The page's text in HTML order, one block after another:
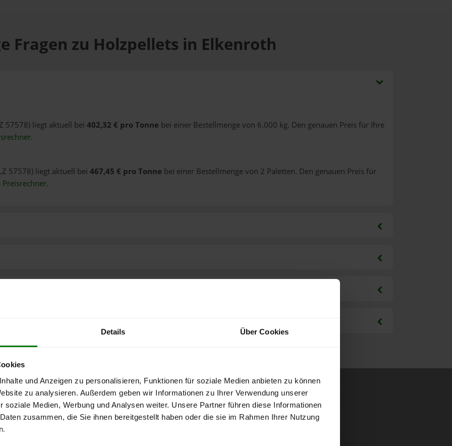
Details Über Cookies
und Anzeigen zu personalisieren, Funktionen für soziale Medien anbieten zu können
zu analysieren. Außerdem geben wir Informationen zu Ihrer Verwendung unserer
soziale Medien, Werbung und Analysen weiter. Unsere Partner führen diese Informationen
zusammen, die Sie ihnen bereitgestellt haben oder die sie im Rahmen Ihrer Nutzung
Fragen zu Holzpellets in Elkenroth
57578) liegt aktuell bei 402,32 € pro Tonne bei einer Bestellmenge von 6.000 kg. Den genauen Preis für Ihre
.
57578) liegt aktuell bei 467,45 € pro Tonne bei einer Bestellmenge von 2 Paletten. Den genauen Preis für
Preisrechner.
kostenlose